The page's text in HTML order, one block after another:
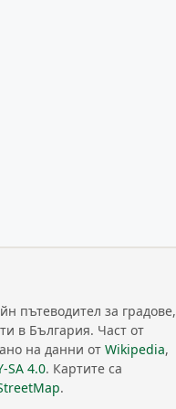
пътеводител за градове,
в България. Част от
на данни отWikipedia,
SA 4.0. Картите са
.